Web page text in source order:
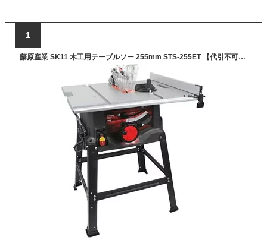
1
藤原産業 SK11 木工用テーブルソー 255mm STS-255ET 【代引不可】【個人宅不可】【北海道・沖縄・その他離島地域への配送不可】